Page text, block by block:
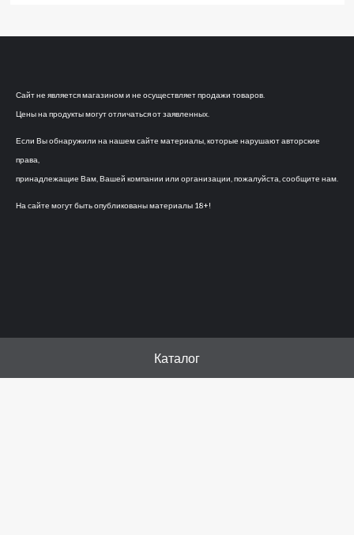
Сайт не является магазином и не осуществляет продажи товаров.
Цены на продукты могут отличаться от заявленных.
Если Вы обнаружили на нашем сайте материалы, которые нарушают авторские
права,
принадлежащие Вам, Вашей компании или организации, пожалуйста, сообщите нам.
На сайте могут быть опубликованы материалы 18+!
Каталог